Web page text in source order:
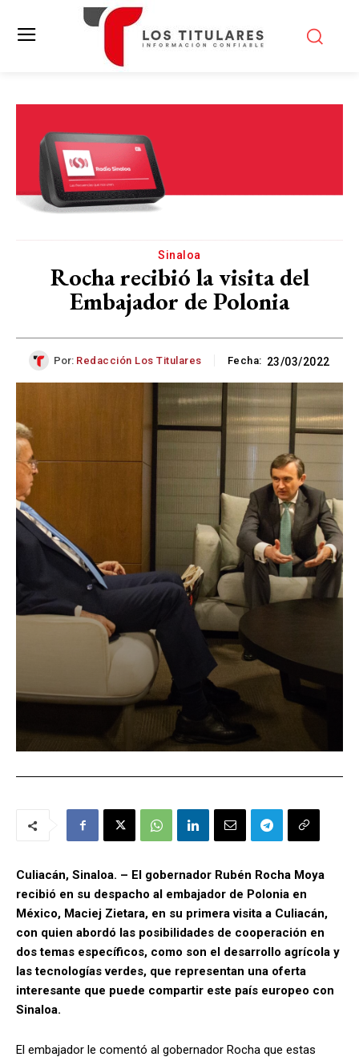
Sinaloa
Rocha recibió la visita del
Embajador de Polonia
Por: Redacción Los Titulares Fecha: 23/03/2022
Culiacán, Sinaloa. – El gobernador Rubén Rocha Moya
recibió en su despacho al embajador de Polonia en
México, Maciej Zietara, en su primera visita a Culiacán,
con quien abordó las posibilidades de cooperación en
dos temas específicos, como son el desarrollo agrícola y
las tecnologías verdes, que representan una oferta
interesante que puede compartir este país europeo con
Sinaloa.
El embajador le comentó al gobernador Rocha que estas